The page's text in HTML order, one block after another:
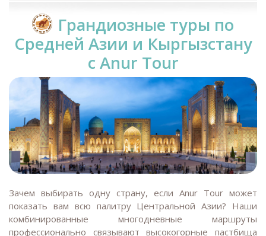
Грандиозные туры по
Средней Азии и Кыргызстану
с Anur Tour
Зачем выбирать одну страну, если Anur Tour может
показать вам всю палитру Центральной Азии? Наши
комбинированные многодневные маршруты
профессионально связывают высокогорные пастбища